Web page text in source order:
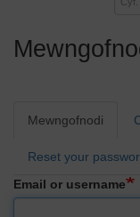
Primary
Mewngofnodi
Reset your
Email or username